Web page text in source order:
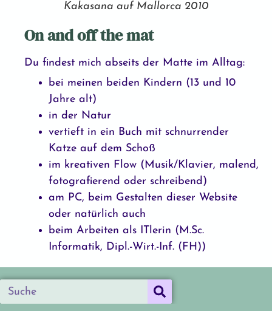
Kakasana auf Mallorca 2010
On and off the mat
Du findest mich abseits der Matte im Alltag:
bei meinen beiden Kindern (13 und 10
Jahre alt)
in der Natur
vertieft in ein Buch mit schnurrender
Katze auf dem Schoß
im kreativen Flow (Musik/Klavier, malend,
fotografierend oder schreibend)
am PC, beim Gestalten dieser Website
oder natürlich auch
beim Arbeiten als ITlerin (M.Sc.
Informatik, Dipl.-Wirt.-Inf. (FH))